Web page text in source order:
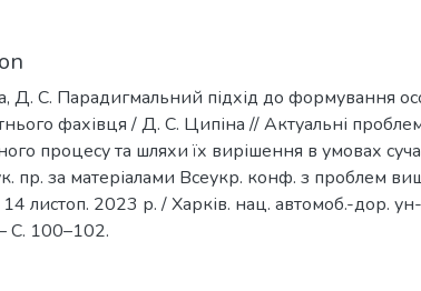
Д. С. Парадигмальний підхід до формування
фахівця / Д. С. Ципіна // Актуальні
процесу та шляхи їх вирішення в умовах
пр. за матеріалами Всеукр. конф. з проблем
листоп. 2023 р. / Харків. нац. автомоб.-дор.
С. 100–102.